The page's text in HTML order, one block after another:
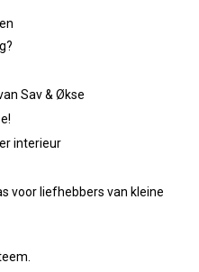
Sav & Økse
interieur
voor liefhebbers van kleine